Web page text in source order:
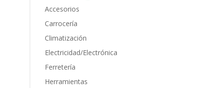
Accesorios
Carrocería
Climatización
Electricidad/Electrónica
Ferretería
Herramientas